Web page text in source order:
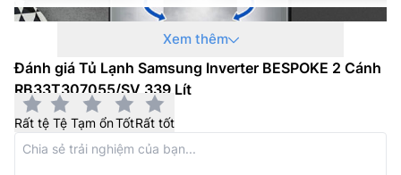
Xem thêm
Đánh giá Tủ Lạnh Samsung Inverter BESPOKE 2 Cánh
RB33T307055/SV 339 Lít
Rất tệ Tệ Tạm ổnTốtRất tốt